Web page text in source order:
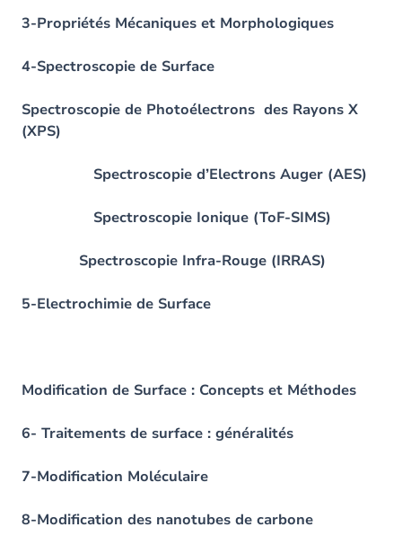
3-Propriétés Mécaniques et Morphologiques
4-Spectroscopie de Surface
Spectroscopie de Photoélectrons des Rayons X
(XPS)
Spectroscopie d’Electrons Auger (AES)
Spectroscopie Ionique (ToF-SIMS)
Spectroscopie Infra-Rouge (IRRAS)
5-Electrochimie de Surface
Modification de Surface : Concepts et Méthodes
6- Traitements de surface : généralités
7-Modification Moléculaire
8-Modification des nanotubes de carbone